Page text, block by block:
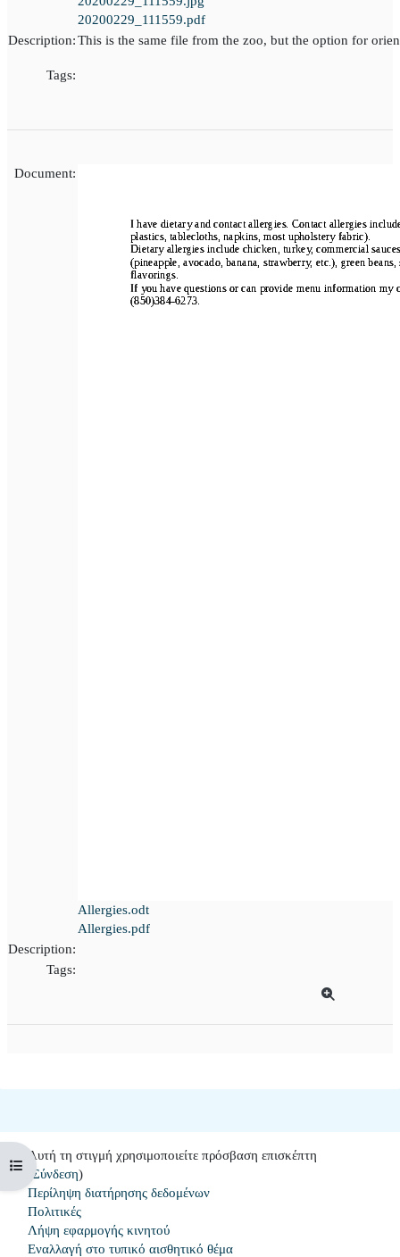
Άνοιγμα ευρετηρίου μαθήματος
20200229_111559.pdf
Description:This is the same file from the zoo, but the option for
Tags:
Document:
Allergies.odt
Allergies.pdf
Description:
Tags:
Αυτή τη στιγμή χρησιμοποιείτε πρόσβαση επισκέπτη
Σύνδεση)
Περίληψη διατήρησης δεδομένων
Πολιτικές
Λήψη εφαρμογής κινητού
Εναλλαγή στο τυπικό αισθητικό θέμα